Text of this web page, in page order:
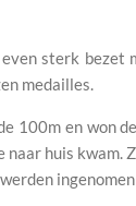
sterk bezet
medailles.
100m en won
huis kwam.